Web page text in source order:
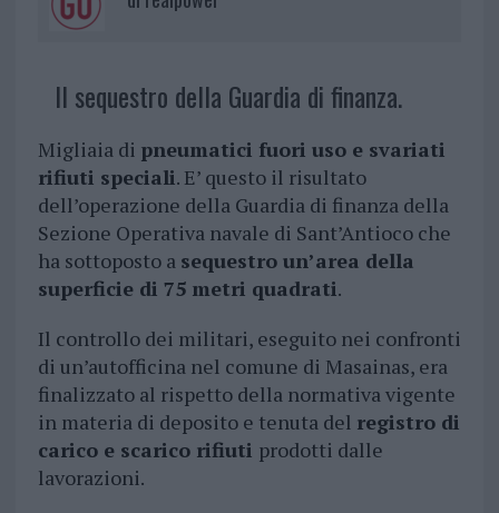
Il sequestro della Guardia di finanza.
Migliaia di pneumatici fuori uso e svariati
rifiuti speciali. E’ questo il risultato
dell’operazione della Guardia di finanza della
Sezione Operativa navale di Sant’Antioco che
ha sottoposto a sequestro un’area della
superficie di 75 metri quadrati.
Il controllo dei militari, eseguito nei confronti
di un’autofficina nel comune di Masainas, era
finalizzato al rispetto della normativa vigente
in materia di deposito e tenuta del registro di
carico e scarico rifiuti prodotti dalle
lavorazioni.